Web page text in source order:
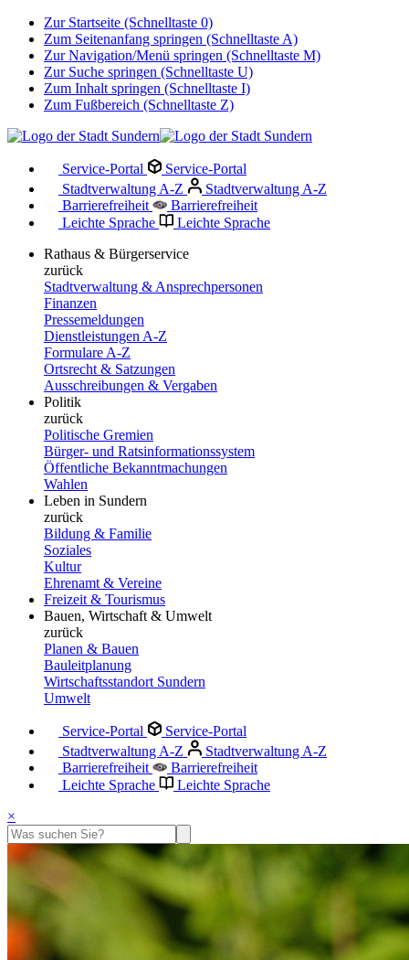
Zur Startseite (Schnelltaste 0)
Zum Seitenanfang springen (Schnelltaste A)
Zur Navigation/Menü springen (Schnelltaste M)
Zur Suche springen (Schnelltaste U)
Zum Inhalt springen (Schnelltaste I)
Zum Fußbereich (Schnelltaste Z)
Service-Portal
Service-Portal
Stadtverwaltung A-Z
Stadtverwaltung A-Z
Barrierefreiheit
Barrierefreiheit
Leichte Sprache
Leichte Sprache
Rathaus & Bürgerservice
zurück
Stadtverwaltung & Ansprechpersonen
Finanzen
Pressemeldungen
Dienstleistungen A-Z
Formulare A-Z
Ortsrecht & Satzungen
Ausschreibungen & Vergaben
Politik
zurück
Politische Gremien
Bürger- und Ratsinformationssystem
Öffentliche Bekanntmachungen
Wahlen
Leben in Sundern
zurück
Bildung & Familie
Soziales
Kultur
Ehrenamt & Vereine
Freizeit & Tourismus
Bauen, Wirtschaft & Umwelt
zurück
Planen & Bauen
Bauleitplanung
Wirtschaftsstandort Sundern
Umwelt
Service-Portal
Service-Portal
Stadtverwaltung A-Z
Stadtverwaltung A-Z
Barrierefreiheit
Barrierefreiheit
Leichte Sprache
Leichte Sprache
×